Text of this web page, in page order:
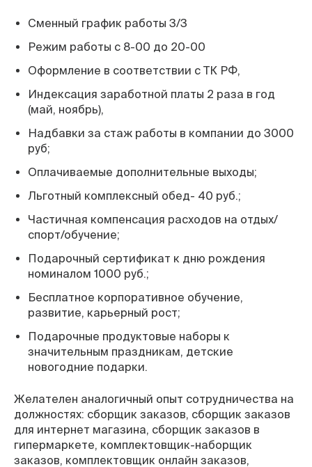
Сменный график работы 3/3
Режим работы с 8-00 до 20-00
Оформление в соответствии с ТК РФ,
Индексация заработной платы 2 раза в год
(май, ноябрь),
Надбавки за стаж работы в компании до 3000
руб;
Оплачиваемые дополнительные выходы;
Льготный комплексный обед- 40 руб.;
Частичная компенсация расходов на отдых/
спорт/обучение;
Подарочный сертификат к дню рождения
номиналом 1000 руб.;
Бесплатное корпоративное обучение,
развитие, карьерный рост;
Подарочные продуктовые наборы к
значительным праздникам, детские
новогодние подарки.
Желателен аналогичный опыт сотрудничества на
должностях: сборщик заказов, сборщик заказов
для интернет магазина, сборщик заказов в
гипермаркете, комплектовщик-наборщик
заказов, комплектовщик онлайн заказов,